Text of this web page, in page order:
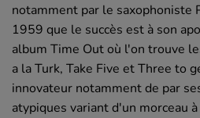
notamment par le saxophoniste
1959 que le succès est à son
album Time Out où l'on trouve
a la Turk, Take Five et Three to
innovateur notamment de par
atypiques variant d'un morceau